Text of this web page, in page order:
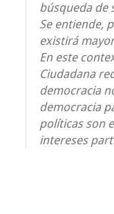
búsqueda de
Se entiende,
existirá
En este
Ciudadana
democracia
democracia
políticas son
intereses